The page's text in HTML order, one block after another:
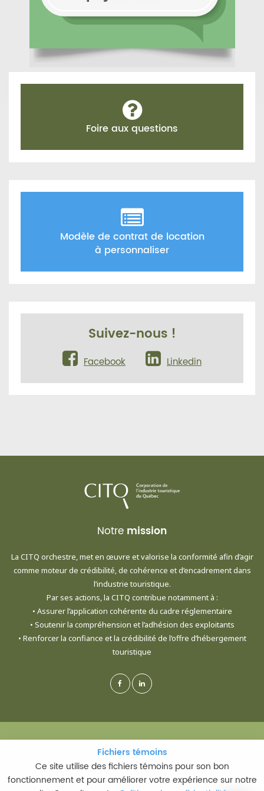
Fichiers témoins
Ce site utilise des fichiers témoins pour son bon
fonctionnement et pour améliorer votre expérience sur notre
Foire aux questions
Modèle de contrat de location
à personnaliser
Suivez-nous !
Facebook Linkedin
Notre mission
La CITQ orchestre, met en œuvre et valorise la conformité afin d’agir
comme moteur de crédibilité, de cohérence et d’encadrement dans
l’industrie touristique.
Par ses actions, la CITQ contribue notamment à :
• Assurer l’application cohérente du cadre réglementaire
• Soutenir la compréhension et l’adhésion des exploitants
• Renforcer la confiance et la crédibilité de l’offre d’hébergement
touristique
© CORPORATION DE L'INDUSTRIE TOURISTIQUE DU QUÉBEC - TOUS DROITS
RÉSERVÉS